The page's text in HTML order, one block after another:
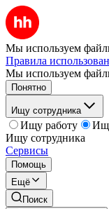
Мы используем
Правила
Мы используем
Понятно
Ищу сотрудника
Ищу работу
Ищу сотрудника
Сервисы
Помощь
Ещё
Поиск